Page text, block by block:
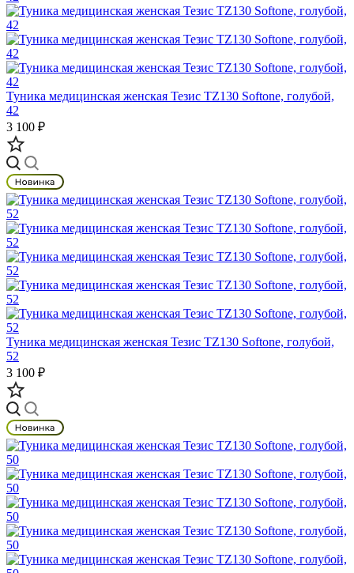
Туника медицинская женская Тезис TZ130 Softone, голубой,
42
3 100 ₽
Туника медицинская женская Тезис TZ130 Softone, голубой,
52
3 100 ₽